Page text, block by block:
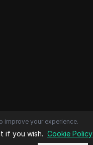
improve your experience.
if you wish. Cookie Policy